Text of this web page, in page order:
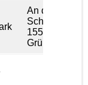
An der alten
Schule 4,
15537
Grünheide